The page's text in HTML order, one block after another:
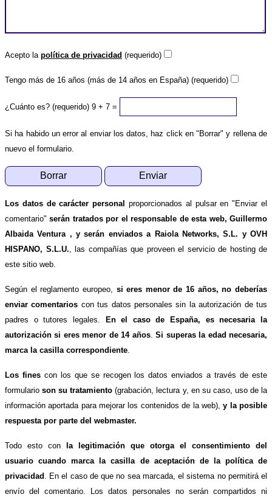
Acepto la política de privacidad (requerido)
Tengo más de 16 años (más de 14 años en España) (requerido)
¿Cuánto es? (requerido) 9 + 7 =
Si ha habido un error al enviar los datos, haz click en "Borrar" y rellena de
nuevo el formulario.
Los datos de carácter personal
proporcionados al pulsar en "Enviar el
comentario"serán tratados por el responsable de esta web, Guillermo
Albaida Ventura , y serán enviados a Raiola Networks, S.L. y OVH
HISPANO, S.L.U. , las compañías que proveen el servicio de hosting de
este sitio web.
Según el reglamento europeo, si eres menor de 16 años, no deberías
enviar comentarios con tus datos personales sin la autorización de tus
padres o tutores legales.
En el caso de España, es necesaria la
autorización si eres menor de 14 años.Si superas la edad necesaria,
marca la casilla correspondiente
Los finescon los que se recogen los datos enviados a través de este
formularioson su tratamiento (grabación, lectura y, en su caso, uso de la
información aportada para mejorar los contenidos de la web),y la posible
respuesta por parte del webmaster.
Todo esto con
la legitimación que otorga el consentimiento del
usuario cuando marca la casilla de aceptación de la política de
privacidad
. En el caso de que no sea marcada, el sistema no permitirá el
envío del comentario. Los datos personales no serán compartidos ni